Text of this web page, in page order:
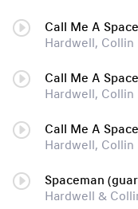
Call Me A
Hardwell,
Call Me A
Hardwell,
Call Me A
Hardwell,
Spaceman
Hardwell &